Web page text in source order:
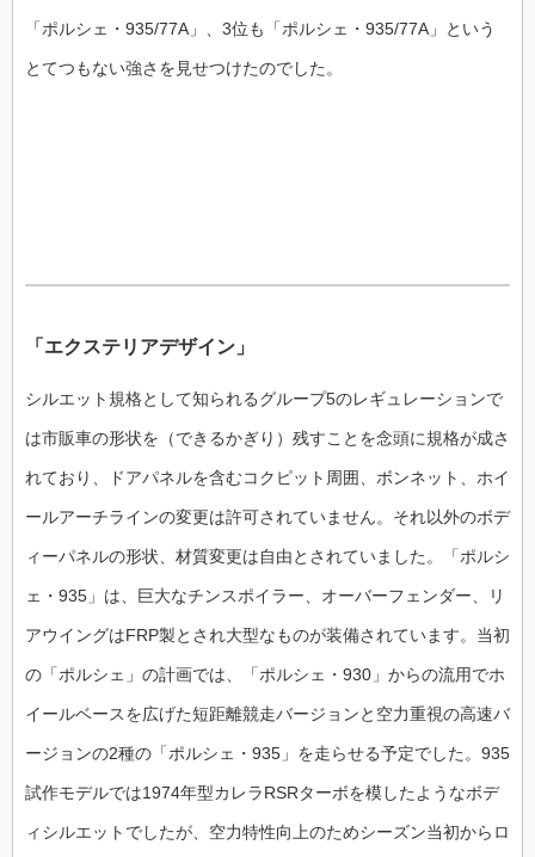
「ポルシェ・935/77A」、3位も「ポルシェ・935/77A」という
とてつもない強さを見せつけたのでした。
「エクステリアデザイン」
シルエット規格として知られるグループ5のレギュレーションで
は市販車の形状を（できるかぎり）残すことを念頭に規格が成さ
れており、ドアパネルを含むコクピット周囲、ボンネット、ホイ
ールアーチラインの変更は許可されていません。それ以外のボデ
ィーパネルの形状、材質変更は自由とされていました。「ポルシ
ェ・935」は、巨大なチンスポイラー、オーバーフェンダー、リ
アウイングはFRP製とされ大型なものが装備されています。当初
の「ポルシェ」の計画では、「ポルシェ・930」からの流用でホ
イールベースを広げた短距離競走バージョンと空力重視の高速バ
ージョンの2種の「ポルシェ・935」を走らせる予定でした。935
試作モデルでは1974年型カレラRSRターボを模したようなボデ
ィシルエットでしたが、空力特性向上のためシーズン当初からロ